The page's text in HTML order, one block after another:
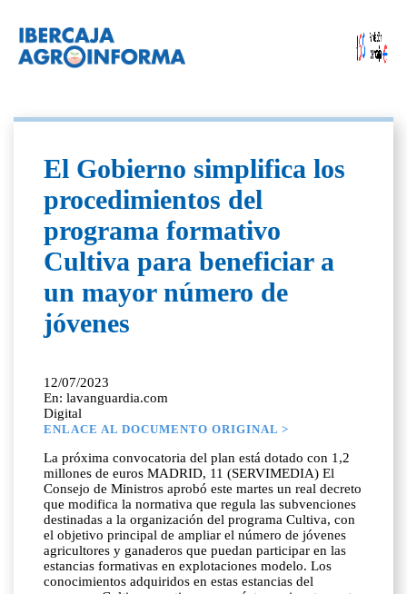
El Gobierno simplifica los
procedimientos del
programa formativo
Cultiva para beneficiar a
un mayor número de
jóvenes
12/07/2023
En: lavanguardia.com
Digital
ENLACE AL DOCUMENTO ORIGINAL >
La próxima convocatoria del plan está dotado con 1,2
millones de euros MADRID, 11 (SERVIMEDIA) El
Consejo de Ministros aprobó este martes un real decreto
que modifica la normativa que regula las subvenciones
destinadas a la organización del programa Cultiva, con
el objetivo principal de ampliar el número de jóvenes
agricultores y ganaderos que puedan participar en las
estancias formativas en explotaciones modelo. Los
conocimientos adquiridos en estas estancias del